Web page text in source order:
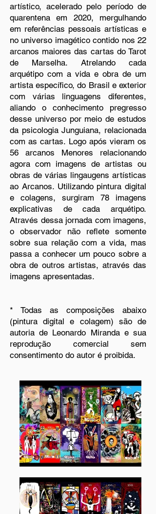
artístico, acelerado pelo período de
quarentena em 2020, mergulhando
em referências pessoais artísticas e
no universo imagético contido nos 22
arcanos maiores das cartas do Tarot
de Marselha. Atrelando cada
arquétipo com a vida e obra de um
artista específico, do Brasil e exterior
com várias linguagens diferentes,
aliando o conhecimento pregresso
desse universo por meio de estudos
da psicologia Junguiana, relacionada
com as cartas. Logo após vieram os
56 arcanos Menores relacionando
agora com imagens de artistas ou
obras de várias lingaugens artísticas
ao Arcanos. Utilizando pintura digital
e colagens, surgiram 78 imagens
explicativas de cada arquétipo.
Através dessa jornada com imagens,
o observador não reflete somente
sobre sua relação com a vida, mas
passa a conhecer um pouco sobre a
obra de outros artistas, através das
imagens apresentadas.
* Todas as composições abaixo
(pintura digital e colagem) são de
autoria de Leonardo Miranda e sua
reprodução comercial sem
consentimento do autor é proibida.